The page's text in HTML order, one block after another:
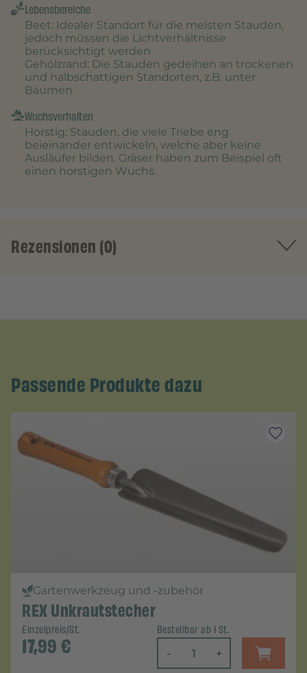
Lebensbereiche
Beet: Idealer Standort für die meisten Stauden,
jedoch müssen die Lichtverhältnisse
berücksichtigt werden
Gehölzrand : Die Stauden gedeihen an trockenen
und halbschattigen Standorten, z.B. unter
Bäumen
Wuchsverhalten
Horstig: Stauden, die viele Triebe eng
beieinander entwickeln, welche aber keine
Ausläufer bilden. Gräser haben zum Beispiel oft
einen horstigen Wuchs.
Rezensionen (0)
Passende Produkte dazu
Gartenwerkzeug und -zubehör
REX Unkrautstecher
Einzelpreis/St.
17,99€
Bestellbar ab 1 St.
- +